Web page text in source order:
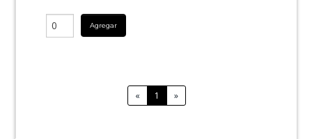
Agregar
« 1 »